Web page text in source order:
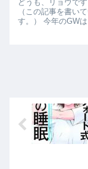
どうも、リョウで
（この記事を書い
す。） 今年のGW